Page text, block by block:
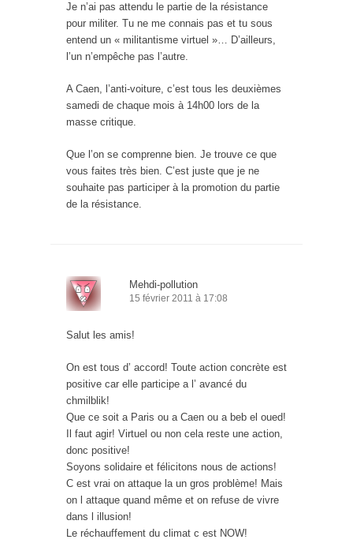
Je n’ai pas attendu le partie de la résistance
pour militer. Tu ne me connais pas et tu sous
entend un « militantisme virtuel »… D’ailleurs,
l’un n’empêche pas l’autre.
A Caen, l’anti-voiture, c’est tous les deuxièmes
samedi de chaque mois à 14h00 lors de la
masse critique.
Que l’on se comprenne bien. Je trouve ce que
vous faites très bien. C’est juste que je ne
souhaite pas participer à la promotion du partie
de la résistance.
Mehdi-pollution
15 février 2011 à 17:08
Salut les amis!
On est tous d’ accord! Toute action concrète est
positive car elle participe a l’ avancé du
chmilblik!
Que ce soit a Paris ou a Caen ou a beb el oued!
Il faut agir! Virtuel ou non cela reste une action,
donc positive!
Soyons solidaire et félicitons nous de actions!
C est vrai on attaque la un gros problème! Mais
on l attaque quand même et on refuse de vivre
dans l illusion!
Le réchauffement du climat c est NOW!